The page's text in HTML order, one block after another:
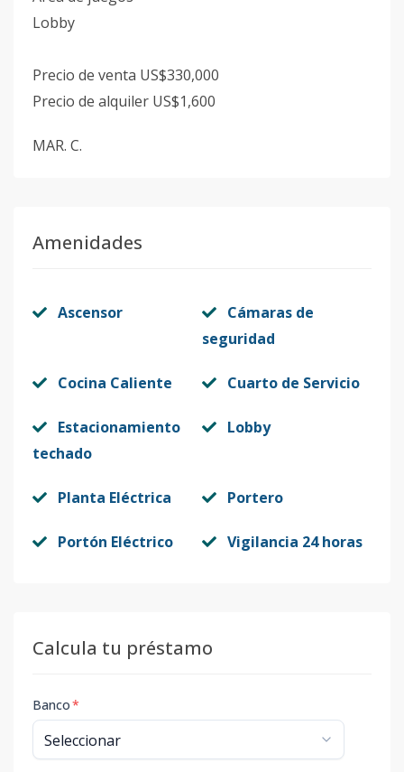
Lobby
Precio de venta US$330,000
Precio de alquiler US$1,600
MAR. C.
Amenidades
Ascensor
Cámaras de
seguridad
Cocina Caliente Cuarto de Servicio
Estacionamiento
techado
Lobby
Planta Eléctrica Portero
Portón Eléctrico Vigilancia 24 horas
Calcula tu préstamo
Banco*